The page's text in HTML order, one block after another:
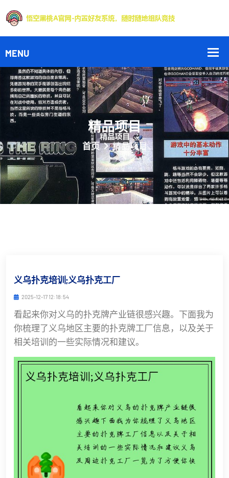
精品项目
首页 精品项目
义乌扑克培训;义乌扑克工厂
2025-12-17 12:18:54
看起来你对义乌的扑克牌产业链很感兴趣。下面我为
你梳理了义乌地区主要的扑克牌工厂信息，以及关于
相关培训的一些实际情况和建议。